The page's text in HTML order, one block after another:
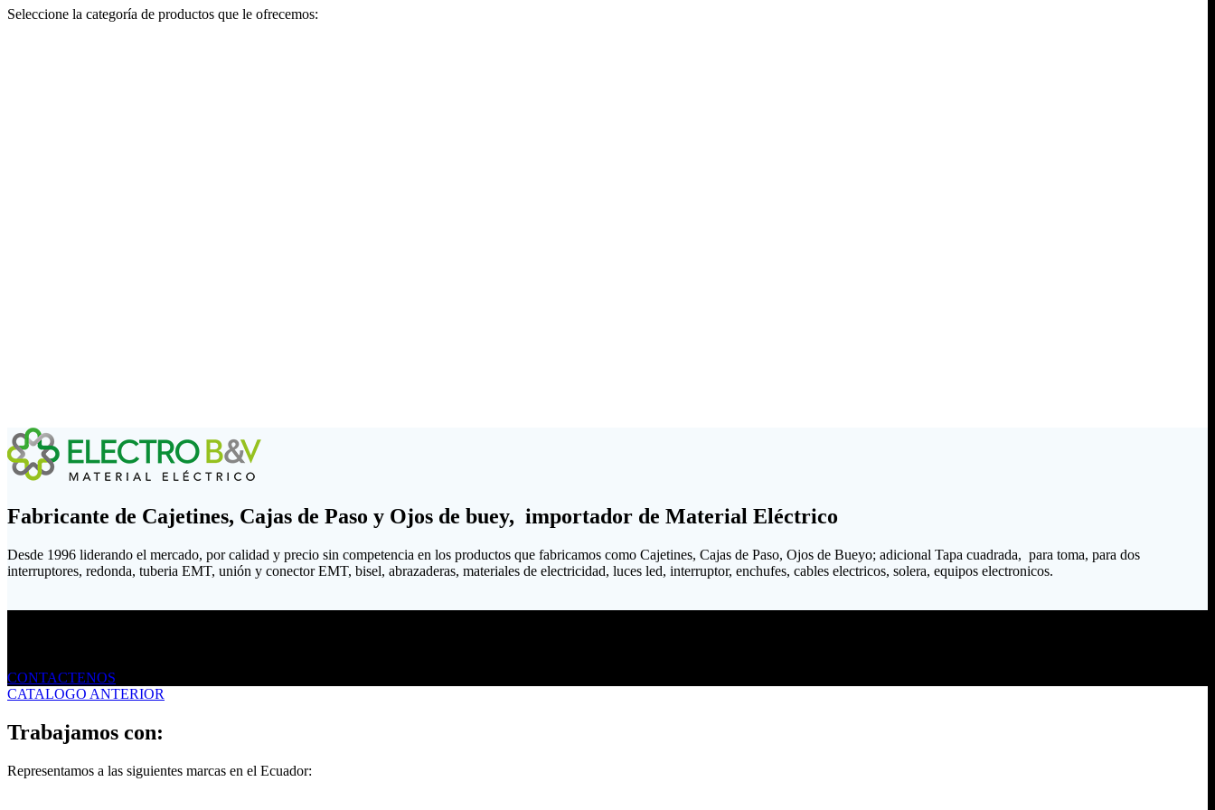
Seleccione la categoría de productos que le ofrecemos:
Fabricante de Cajetines, Cajas de Paso y Ojos de buey, importador de Material Eléctrico
Desde 1996 liderando el mercado, por calidad y precio sin competencia en los productos que fabricamos como Cajetines, Cajas de Paso, Ojos de Bueyo; adicional Tapa cuadrada, para toma, para dos
interruptores, redonda, tuberia EMT, unión y conector EMT, bisel, abrazaderas, materiales de electricidad, luces led, interruptor, enchufes, cables electricos, solera, equipos electronicos.
CONTACTENOS
CATALOGO ANTERIOR
Trabajamos con:
Representamos a las siguientes marcas en el Ecuador: